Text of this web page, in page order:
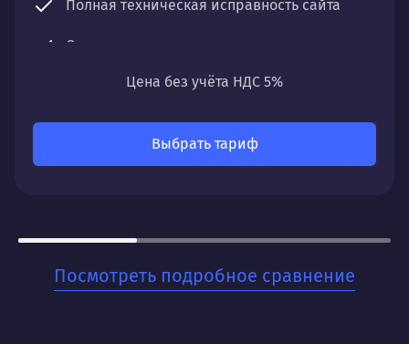
Полная техническая исправность сайта
Оптимизация контента и структуры
Регулярный мониторинг и чистка профиля
Что получите:
Постепенный, но уверенный рост органического
трафика, улучшение позиций по ключевым
Для бизнесов, которые ценят стабильность и
хотят заложить прочный фундамент для своего
Цена без учёта НДС 5%
Выбрать тариф
Посмотреть подробное сравнение